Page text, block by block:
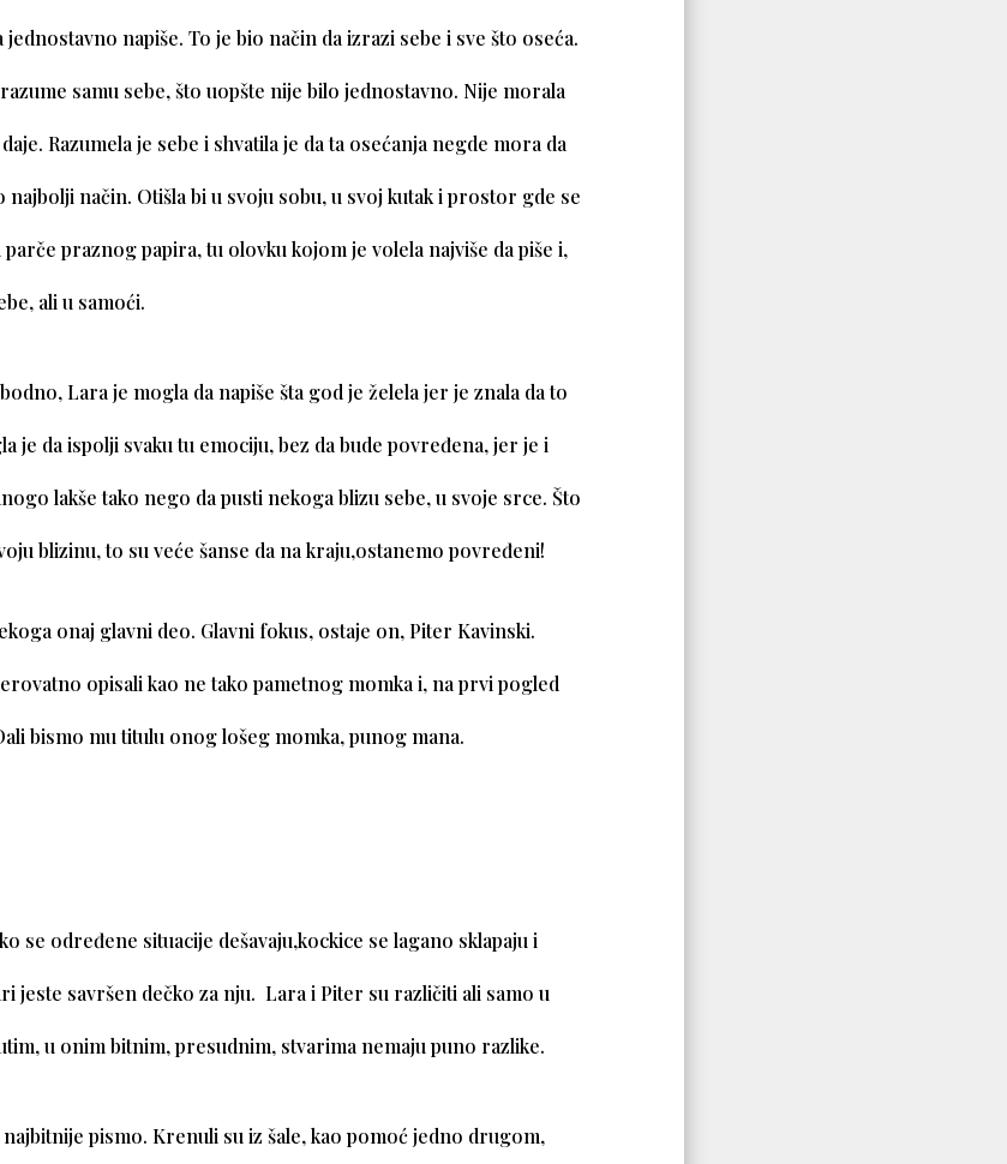
jednostavno napiše. To je bio način da izrazi sebe i sve što oseća.
samu sebe, što uopšte nije bilo jednostavno. Nije morala
Razumela je sebe i shvatila je da ta osećanja negde mora da
najbolji način. Otišla bi u svoju sobu, u svoj kutak i prostor gde se
parče praznog papira, tu olovku kojom je volela najviše da piše i,
ali u samoći.
Lara je mogla da napiše šta god je želela jer je znala da to
je da ispolji svaku tu emociju, bez da bude povređena, jer je i
lakše tako nego da pusti nekoga blizu sebe, u svoje srce. Što
blizinu, to su veće šanse da na kraju,ostanemo povređeni!
onaj glavni deo. Glavni fokus, ostaje on, Piter Kavinski.
opisali kao ne tako pametnog momka i, na prvi pogled
bismo mu titulu onog lošeg momka, punog mana.
se određene situacije dešavaju,kockice se lagano sklapaju i
jeste savršen dečko za nju. Lara i Piter su različiti ali samo u
u onim bitnim, presudnim, stvarima nemaju puno razlike.
pismo. Krenuli su iz šale, kao pomoć jedno drugom,